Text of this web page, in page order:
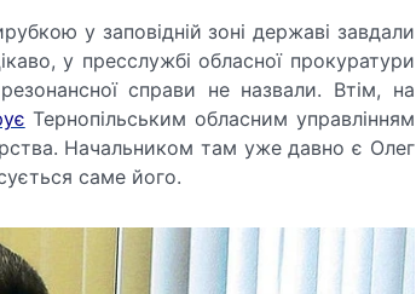
у заповідній зоні державі завдали
у пресслужбі обласної прокуратури
справи не назвали. Втім, на
Тернопільським обласним управлінням
Начальником там уже давно є Олег
саме його.